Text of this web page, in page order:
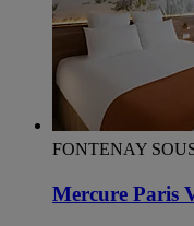
FONTENAY
Mercure Paris